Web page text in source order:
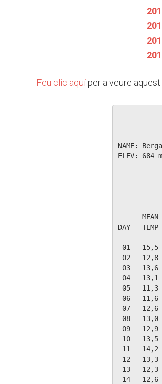
Feu clic aquíper a veure
ELEV: 684
MEAN
DAY
01
02
03
04
05
06
07
08
09
10
11
12
13
14